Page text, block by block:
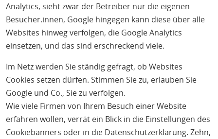
Analytics, sieht zwar der Betreiber nur die eigenen
Besucher.innen, Google hingegen kann diese über alle
Websites hinweg verfolgen, die Google Analytics
einsetzen, und das sind erschreckend viele.
Im Netz werden Sie ständig gefragt, ob Websites
Cookies setzen dürfen. Stimmen Sie zu, erlauben Sie
Google und Co., Sie zu verfolgen.
Wie viele Firmen von Ihrem Besuch einer Website
erfahren wollen, verrät ein Blick in die Einstellungen des
Cookiebanners oder in die Datenschutzerklärung. Zehn,